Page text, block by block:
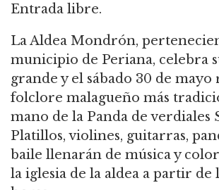
Entrada libre.
La Aldea Mondrón,
municipio de Periana, celebra
grande y el sábado 30 de mayo
folclore malagueño más
mano de la Panda de verdiales
Platillos, violines, guitarras,
baile llenarán de música y
la iglesia de la aldea a partir de